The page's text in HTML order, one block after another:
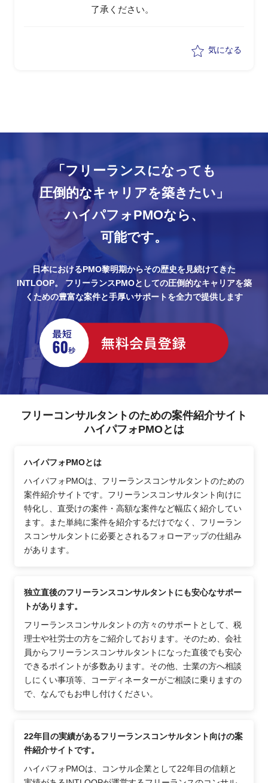
了承ください。
気になる
「フリーランスになっても
圧倒的なキャリアを築きたい」
ハイパフォPMOなら、
可能です。
日本におけるPMO黎明期からその歴史を見続けてきた
INTLOOP。
フリーランスPMOとしての圧倒的なキャリアを築
くための豊富な案件と手厚いサポートを全力で提供します
フリーコンサルタントのための案件紹介サイト
ハイパフォPMOとは
ハイパフォPMOとは
ハイパフォPMOは、フリーランスコンサルタントのための
案件紹介サイトです。フリーランスコンサルタント向けに
特化し、直受けの案件・高額な案件など幅広く紹介してい
ます。また単純に案件を紹介するだけでなく、フリーラン
スコンサルタントに必要とされるフォローアップの仕組み
があります。
独立直後のフリーランスコンサルタントにも安心なサポー
トがあります。
フリーランスコンサルタントの方々のサポートとして、税
理士や社労士の方をご紹介しております。そのため、会社
員からフリーランスコンサルタントになった直後でも安心
できるポイントが多数あります。その他、士業の方へ相談
しにくい事項等、コーディネーターがご相談に乗りますの
で、なんでもお申し付けください。
22年目の実績があるフリーランスコンサルタント向けの案
件紹介サイトです。
ハイパフォPMOは、コンサル企業として22年目の信頼と